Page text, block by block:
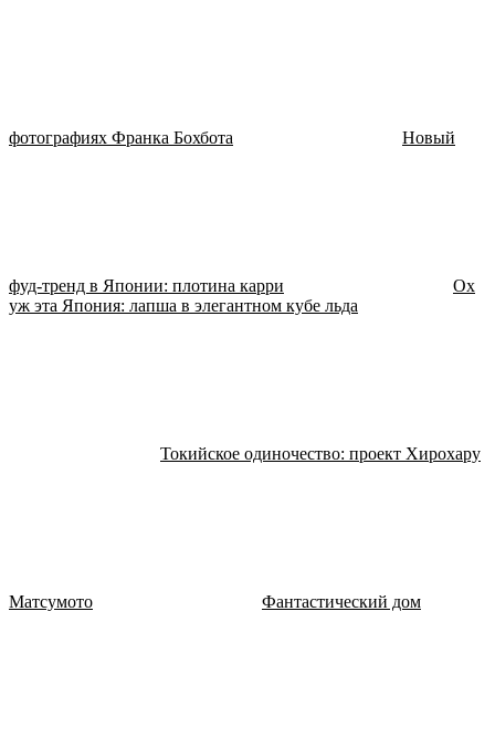
фотографиях Франка Бохбота Новый
фуд-тренд в Японии: плотина карри
Ох
уж эта Япония: лапша в элегантном кубе льда
Токийское одиночество: проект Хирохару
Матсумото Фантастический дом